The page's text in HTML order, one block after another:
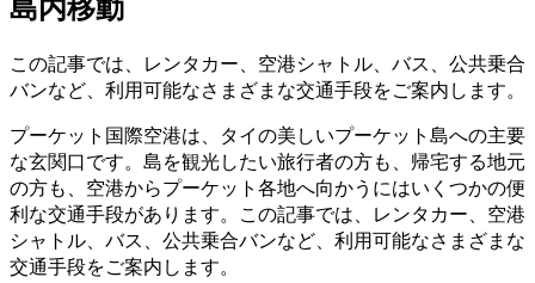
島内移動
この記事では、レンタカー、空港シャトル、バス、公共乗合
バンなど、利用可能なさまざまな交通手段をご案内します。
プーケット国際空港は、タイの美しいプーケット島への主要
な玄関口です。島を観光したい旅行者の方も、帰宅する地元
の方も、空港からプーケット各地へ向かうにはいくつかの便
利な交通手段があります。この記事では、レンタカー、空港
シャトル、バス、公共乗合バンなど、利用可能なさまざまな
交通手段をご案内します。